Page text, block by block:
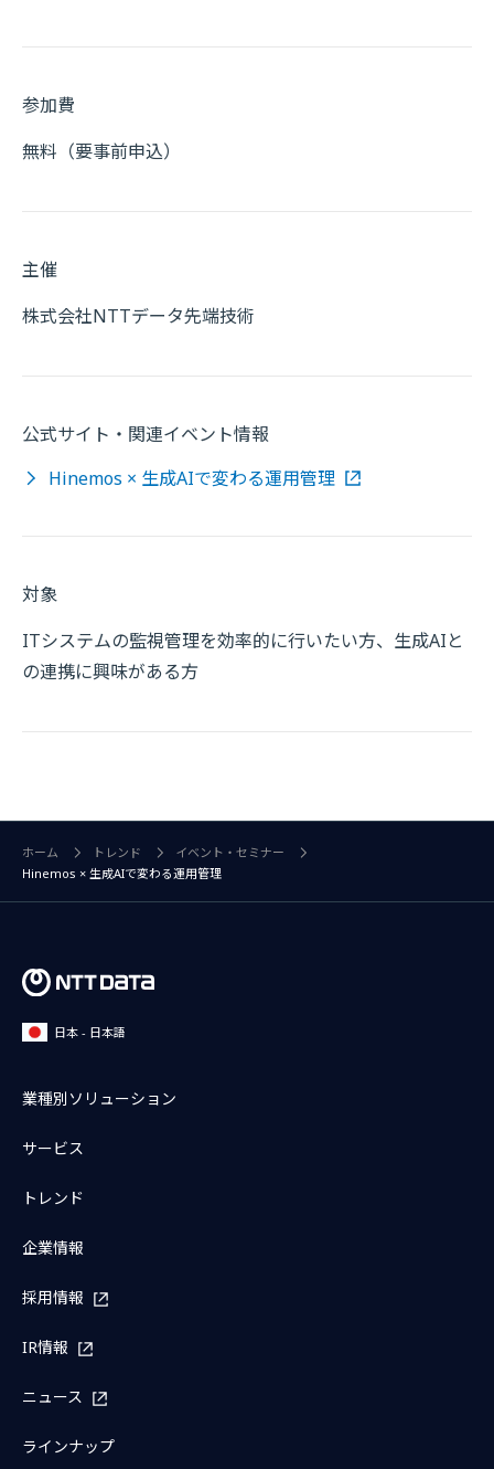
参加費
無料（要事前申込）
主催
株式会社NTTデータ先端技術
公式サイト・関連イベント情報
Hinemos × 生成AIで変わる運用管理
対象
ITシステムの監視管理を効率的に行いたい方、生成AIと
の連携に興味がある方
ホーム トレンド
イベント・セミナー
Hinemos × 生成AIで変わる運用管理
日本 - 日本語
業種別ソリューション
サービス
トレンド
企業情報
採用情報
IR情報
ニュース
ラインナップ